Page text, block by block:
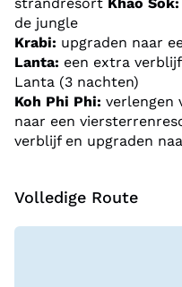
historische binnenstad.
Deze reis biedt volop
reis voor
bij Koh Tao en met
reis uit te breiden met
comfortabeler verblijf!
de jungle
Krabi: upgraden naar
Lanta: een extra
Lanta (3 nachten)
Koh Phi Phi: verlengen
naar een
verblijf en upgraden
Volledige Route